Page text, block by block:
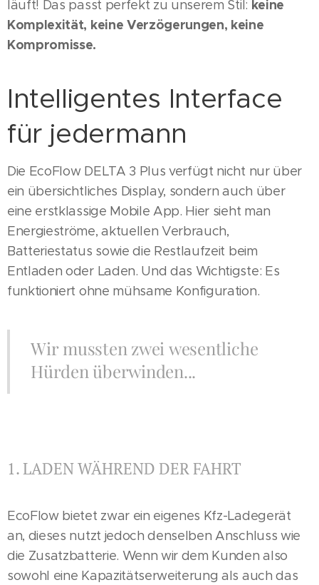
läuft! Das passt perfekt zu unserem Stil: keine
Komplexität, keine Verzögerungen, keine
Kompromisse.
Intelligentes Interface
für jedermann
Die EcoFlow DELTA 3 Plus verfügt nicht nur über
ein übersichtliches Display, sondern auch über
eine erstklassige Mobile App. Hier sieht man
Energieströme, aktuellen Verbrauch,
Batteriestatus sowie die Restlaufzeit beim
Entladen oder Laden. Und das Wichtigste: Es
funktioniert ohne mühsame Konfiguration.
Wir mussten zwei wesentliche
Hürden überwinden...
1. LADEN WÄHREND DER FAHRT
EcoFlow bietet zwar ein eigenes Kfz-Ladegerät
an, dieses nutzt jedoch denselben Anschluss wie
die Zusatzbatterie. Wenn wir dem Kunden also
sowohl eine Kapazitätserweiterung als auch das